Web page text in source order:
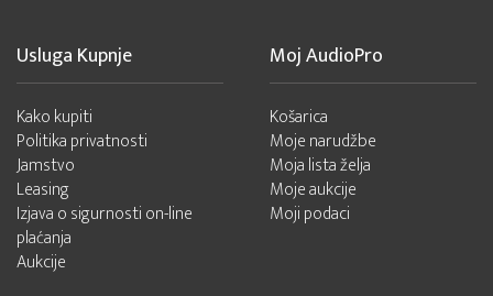
Usluga Kupnje
Kako kupiti
Politika privatnosti
Jamstvo
Leasing
Izjava o sigurnosti on-line
plaćanja
Aukcije
Moj AudioPro
Košarica
Moje narudžbe
Moja lista želja
Moje aukcije
Moji podaci